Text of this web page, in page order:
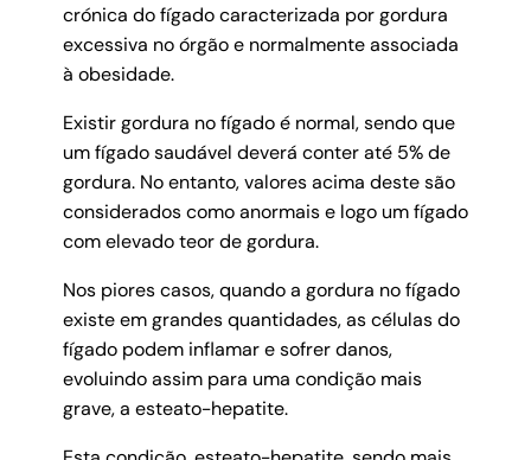
crónica do fígado caracterizada por gordura
excessiva no órgão e normalmente associada
à obesidade.
Existir gordura no fígado é normal, sendo que
um fígado saudável deverá conter até 5% de
gordura. No entanto, valores acima deste são
considerados como anormais e logo um fígado
com elevado teor de gordura.
Nos piores casos, quando a gordura no fígado
existe em grandes quantidades, as células do
fígado podem inflamar e sofrer danos,
evoluindo assim para uma condição mais
grave, a esteato-hepatite.